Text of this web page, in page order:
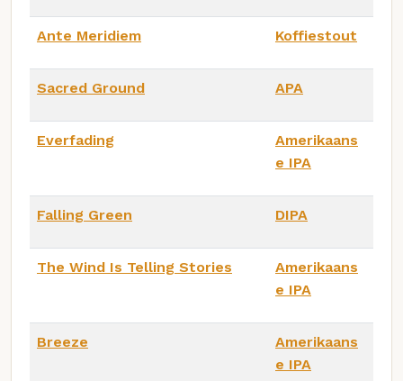
Ante Meridiem Koffiestout
Sacred Ground APA
Everfading
Amerikaans
e IPA
Falling Green DIPA
The Wind Is Telling Stories
Amerikaans
e IPA
Breeze
Amerikaans
e IPA